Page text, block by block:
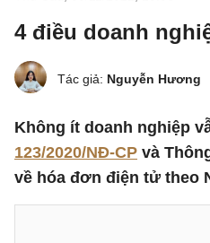
4 điều doanh
Tác giả: Nguyễn Hương
Không ít doanh nghiệp
123/2020/NĐ-CP và
về hóa đơn điện tử theo